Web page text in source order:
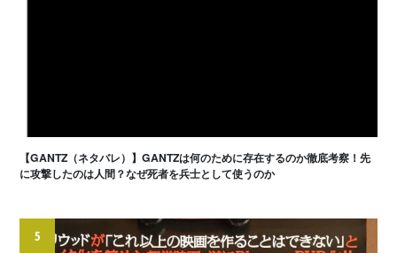
【GANTZ（ネタバレ）】GANTZは何のために存在するのか徹底考察！先
に攻撃したのは人間？なぜ死者を兵士として使うのか
5